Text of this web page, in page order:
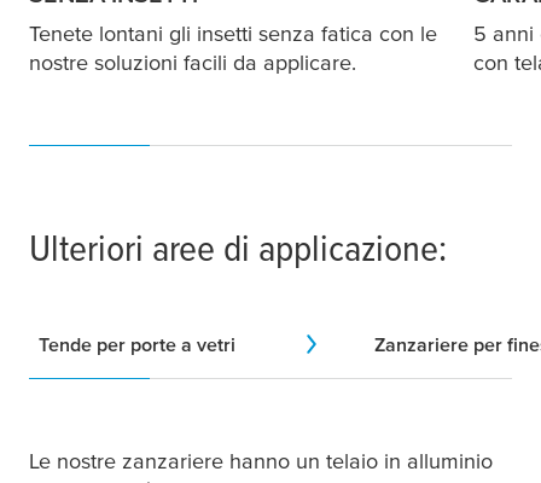
Tenete lontani gli insetti senza fatica con le
nostre soluzioni facili da applicare.
5 anni
con
Ulteriori aree di applicazione:
Tende per porte a vetri Zanzariere per
Le nostre zanzariere hanno un telaio in alluminio